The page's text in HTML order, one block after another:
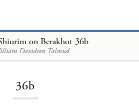
on Berakhot 36b
Davidson Talmud
Loading...
36b